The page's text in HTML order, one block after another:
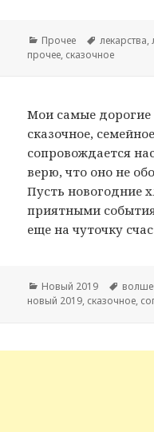
Рубрики
Прочее Метки
лекарства,
прочее, сказочное
Мои самые
сказочное,
сопровождается
верю, что оно не
Пусть новогодние
приятными
еще на чуточку
Рубрики
Новый 2019 Метки
новый 2019, сказочное,